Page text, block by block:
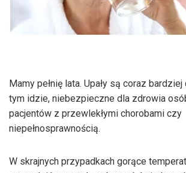
Mamy pełnię lata. Upały są coraz
tym idzie, niebezpieczne dla zdrowia
pacjentów z przewlekłymi chorobami czy
niepełnosprawnością.
W skrajnych przypadkach gorące